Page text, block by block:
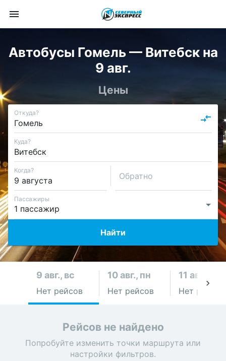
Автобусы Гомель — Витебск на
9 авг.
Цены
Откуда?
Куда?
Когда?
Обратно
Пассажиры
Найти
9 авг., вс
Нет рейсов
10 авг., пн
Нет рейсов
11 авг., вт
Нет рейсов
Рейсов не найдено
Попробуйте изменить точки маршрута или
настройки фильтров.